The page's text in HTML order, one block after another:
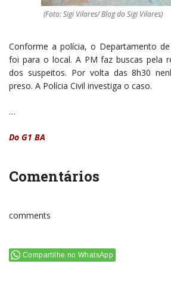
(Foto: Sigi Vilares/ Blog do Sigi Vilares)
Conforme a polícia, o Departamento
foi para o local. A PM faz buscas pela
dos suspeitos. Por volta das 8h30
preso. A Polícia Civil investiga o caso.
…
Do G1 BA
Comentários
comments
Compartilhe no WhatsApp